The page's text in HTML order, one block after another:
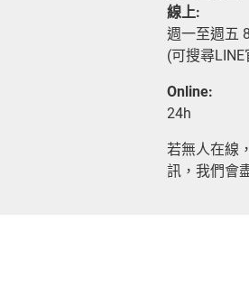
線上:
週一至週五
(可搜尋LINE
Online:
24h
若無人在線
訊，我們會